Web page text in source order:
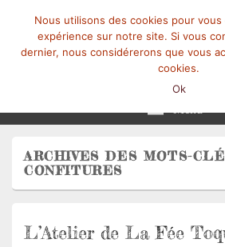
ARCHIVES DES MOTS-
CONFITURES
L’Atelier de La Fée
Nous utilisons des cookies pour vous
expérience sur notre site. Si vous
dernier, nous considérerons que vous
cookies.
Ok